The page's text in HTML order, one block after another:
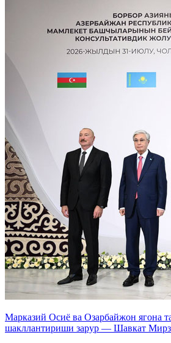
Марказий Осиё ва Озарбайжон ягона
шакллантириши зарур — Шавкат